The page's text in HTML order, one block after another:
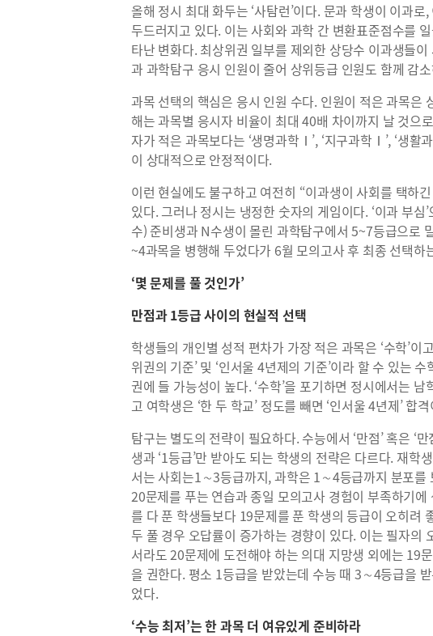
올해 정시 최대 화두는 ‘사탐런’이다. 문과 학생이 이과
두드러지고 있다. 이는 사회와 과학 간 변환표준점수를
타난 변화다. 최상위권 일부를 제외한 상당수 이과생들
과 과학탐구 응시 인원이 줄어 상위등급 인원도 함께 감
과목 선택의 핵심은 응시 인원 수다. 인원이 적은 과목은
해는 과목별 응시자 비율이 최대 40배 차이까지 날 것으
자가 적은 과목보다는 ‘생명과학Ⅰ’, ‘지구과학Ⅰ’, ‘생활
이 상대적으로 안정적이다.
이런 현실에도 불구하고 여전히 “이과생이 사회를 택하
있다. 그러나 정시는 냉정한 숫자의 게임이다. ‘이과 부심
수) 준비생과 N수생이 몰린 과학탐구에서 5~7등급으로
~4과목을 병행해 두었다가 6월 모의고사 후 최종 선택하
‘몇 문제를 풀 것인가’
만점과 1등급 사이의 현실적 선택
학생들의 개인별 성적 편차가 가장 적은 과목은 ‘수학’이
위권의 기준’ 및 ‘인서울 4년제의 기준’이라 할 수 있는
권에 들 가능성이 높다. ‘수학’을 포기하면 정시에서는 남
고 여학생은 ‘한 두 학교’ 정도를 빼면 ‘인서울 4년제’ 합
탐구는 별도의 전략이 필요하다. 수능에서 ‘만점’ 혹은 ‘
생과 ‘1등급’만 받아도 되는 학생의 전략은 다르다. 재학
서는 사회는1∼3등급까지, 과학은 1∼4등급까지 분포를
20문제를 푸는 연습과 종일 모의고사 경험이 부족하기
를 다 푼 학생들보다 19문제를 푼 학생의 등급이 오히려
두 풀 경우 오답률이 증가하는 경향이 있다. 이는 필자의
서라도 20문제에 도전해야 하는 의대 지망생 외에는 19
을 권한다. 평소 1등급을 받았는데 수능 때 3∼4등급을
었다.
‘수능 최저’는 한 과목 더 여유있게 준비하라